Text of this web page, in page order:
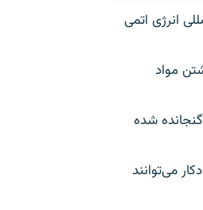
انرژی اتمی
مواد
اروپا روی آن تاکید کرده‌اند در بند ۳۷ برجام گنجانده شده
می‌توانند